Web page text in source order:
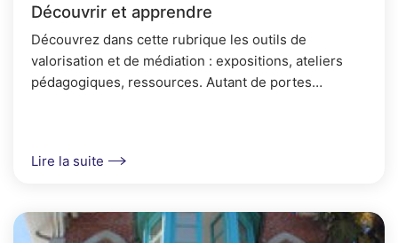
Découvrir et apprendre
Découvrez dans cette rubrique les outils de
valorisation et de médiation : expositions, ateliers
pédagogiques, ressources. Autant de portes
Lire la suite